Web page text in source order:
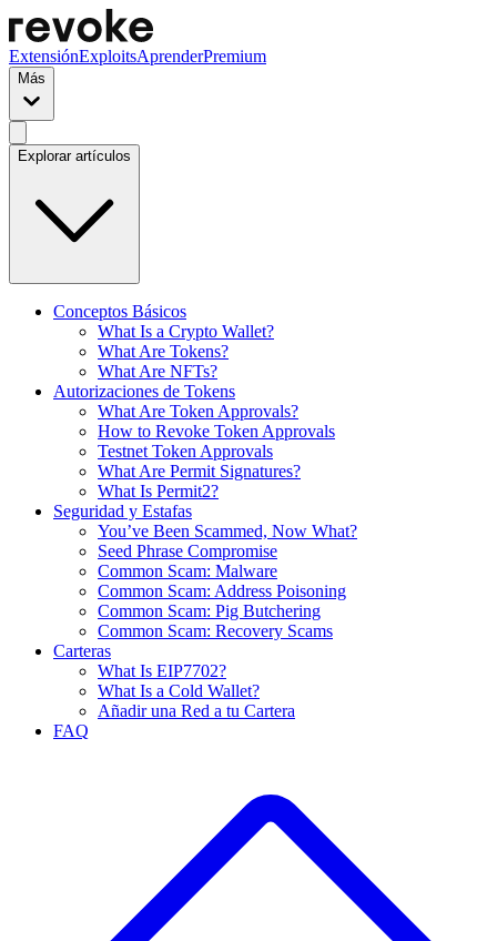
ExtensiónExploitsAprenderPremium
Más
Explorar artículos
Conceptos Básicos
What Is a Crypto Wallet?
What Are Tokens?
What Are NFTs?
Autorizaciones de Tokens
What Are Token Approvals?
How to Revoke Token Approvals
Testnet Token Approvals
What Are Permit Signatures?
What Is Permit2?
Seguridad y Estafas
You’ve Been Scammed, Now What?
Seed Phrase Compromise
Common Scam: Malware
Common Scam: Address Poisoning
Common Scam: Pig Butchering
Common Scam: Recovery Scams
Carteras
What Is EIP7702?
What Is a Cold Wallet?
Añadir una Red a tu Cartera
FAQ